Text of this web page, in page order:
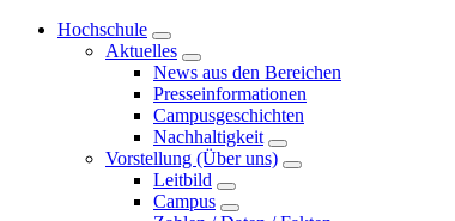
Hochschule
Aktuelles
News aus den Bereichen
Presseinformationen
Campusgeschichten
Nachhaltigkeit
Vorstellung (Über uns)
Leitbild
Campus